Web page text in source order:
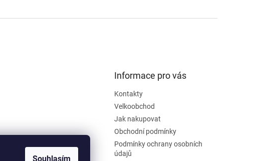
Souhlasím
Informace pro vás
Kontakty
Velkoobchod
Jak nakupovat
Obchodní podmínky
Podmínky ochrany osobních
údajů